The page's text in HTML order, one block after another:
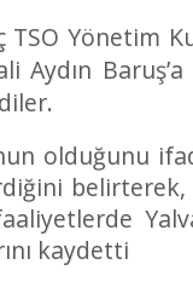
Yönetim
Aydın
olduğunu
kaydetti